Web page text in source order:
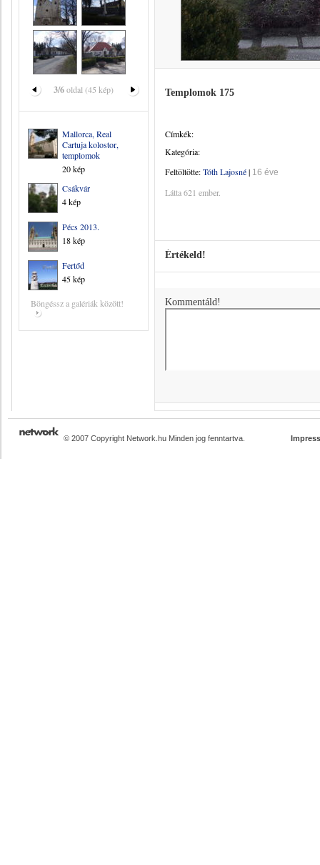
3/6oldal (45 kép)
Mallorca, Real
Cartuja kolostor,
templomok
20 kép
Csákvár
4 kép
Pécs 2013.
18 kép
Fertőd
45 kép
Böngéssz a galériák között!
Templomok 175
Címkék:
Kategória:
Feltöltötte:Tóth Lajosné| 16 éve
Látta 621 ember.
Értékeld!
Kommentáld!
© 2007 Copyright Network.hu Minden jog fenntartva.